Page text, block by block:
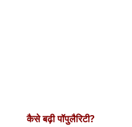
कैसे बढ़ी पॉपुलैरिटी?